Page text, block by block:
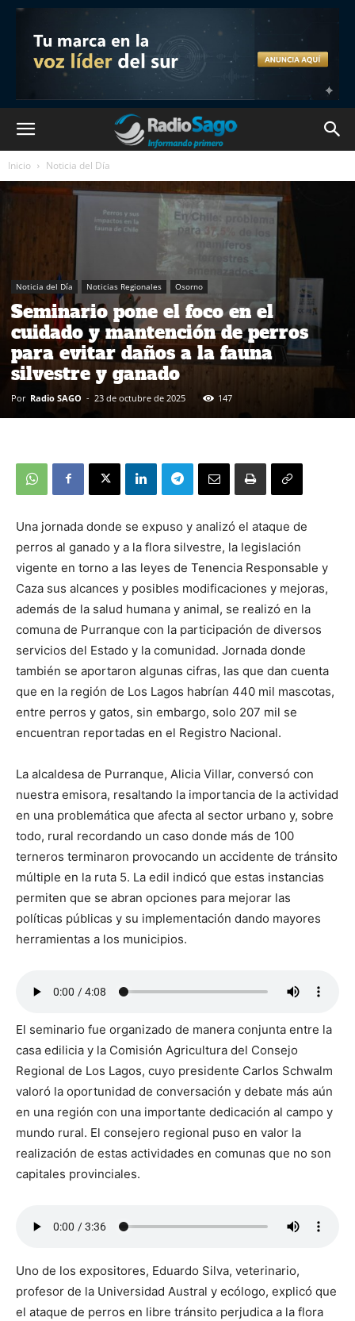
Inicio Noticia del Día
Noticia del Día Noticias Regionales Osorno
Seminario pone el foco en el
cuidado y mantención de perros
para evitar daños a la fauna
silvestre y ganado
Por Radio SAGO - 23 de octubre de 2025 147
Una jornada donde se expuso y analizó el ataque de
perros al ganado y a la flora silvestre, la legislación
vigente en torno a las leyes de Tenencia Responsable y
Caza sus alcances y posibles modificaciones y mejoras,
además de la salud humana y animal, se realizó en la
comuna de Purranque con la participación de diversos
servicios del Estado y la comunidad. Jornada donde
también se aportaron algunas cifras, las que dan cuenta
que en la región de Los Lagos habrían 440 mil mascotas,
entre perros y gatos, sin embargo, solo 207 mil se
encuentran reportadas en el Registro Nacional.
La alcaldesa de Purranque, Alicia Villar, conversó con
nuestra emisora, resaltando la importancia de la actividad
en una problemática que afecta al sector urbano y, sobre
todo, rural recordando un caso donde más de 100
terneros terminaron provocando un accidente de tránsito
múltiple en la ruta 5. La edil indicó que estas instancias
permiten que se abran opciones para mejorar las
políticas públicas y su implementación dando mayores
herramientas a los municipios.
El seminario fue organizado de manera conjunta entre la
casa edilicia y la Comisión Agricultura del Consejo
Regional de Los Lagos, cuyo presidente Carlos Schwalm
valoró la oportunidad de conversación y debate más aún
en una región con una importante dedicación al campo y
mundo rural. El consejero regional puso en valor la
realización de estas actividades en comunas que no son
capitales provinciales.
Uno de los expositores, Eduardo Silva, veterinario,
profesor de la Universidad Austral y ecólogo, explicó que
el ataque de perros en libre tránsito perjudica a la flora